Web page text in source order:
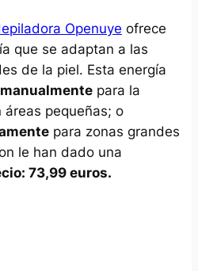
Openuye ofrece
que se adaptan a las
de la piel. Esta energía
para la
pequeñas; o
para zonas grandes
le han dado una
73,99 euros.